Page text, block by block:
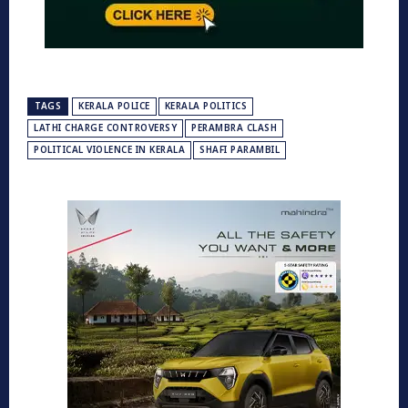
TAGS KERALA POLICE
KERALA POLITICS
LATHI CHARGE CONTROVERSY
PERAMBRA CLASH
POLITICAL VIOLENCE IN KERALA
SHAFI PARAMBIL